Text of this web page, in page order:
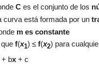
C es el conjunto de los
curva está formada por un
m es constante
f(x1) ≤ f(x2) para
bx+ c